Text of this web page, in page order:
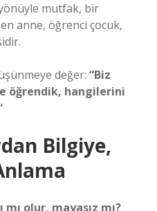
mutfak, bir
anne, öğrenci çocuk,
değer: “Biz
öğrendik, hangilerini
Bilgiye,
olur, mayasız mı?